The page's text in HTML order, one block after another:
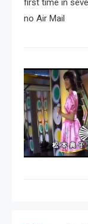
first time in
no Air Mail